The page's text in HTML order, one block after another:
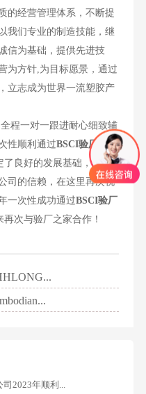
的经营管理体系，不断提
我们专业的制造技能，继
信为基础，提供先进技
为方针,为目标愿景，通过
立志成为世界一流塑胶产
程一对一跟进耐心细致辅
性顺利通过BSCI验厂
并获
了良好的发展基础，既开
司的信赖，在这里再次祝
一次性成功通过BSCI验厂
次与验厂之家合作！
2023年顺利...